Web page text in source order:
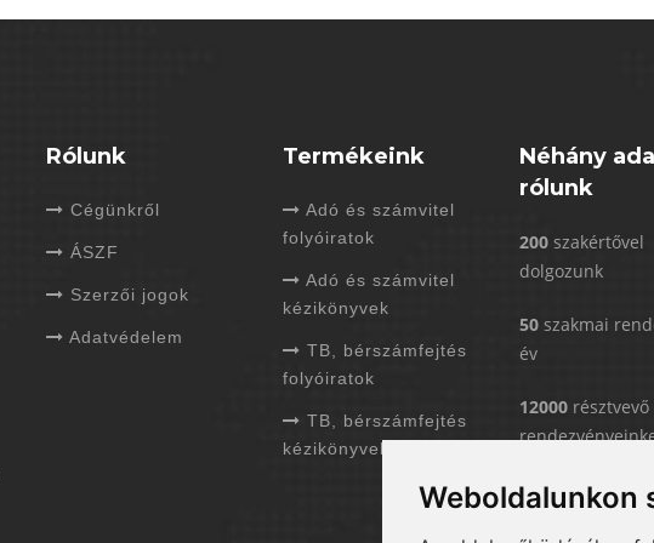
Weboldalunkon
Rólunk
Cégünkről
ÁSZF
Szerzői jogok
Adatvédelem
Termékeink
Adó és számvitel
folyóiratok
Adó és számvitel
kézikönyvek
TB, bérszámfejtés
folyóiratok
TB, bérszámfejtés
kézikönyvek
Néhány
rólunk
200szakértővel
dolgozunk
50szakmai
év
12000résztvevő
6000 kérdést